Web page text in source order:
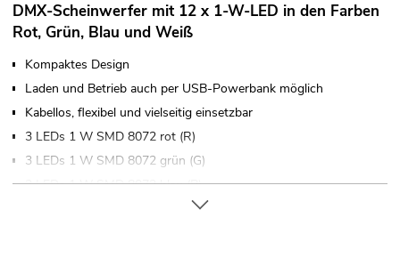
DMX-Scheinwerfer mit 12 x 1-W-LED in den Farben
Rot, Grün, Blau und Weiß
Kompaktes Design
Laden und Betrieb auch per USB-Powerbank möglich
Kabellos, flexibel und vielseitig einsetzbar
3 LEDs 1 W SMD 8072 rot (R)
3 LEDs 1 W SMD 8072 grün (G)
3 LEDs 1 W SMD 8072 blau (B)
3 LEDs 1 W SMD 8072 kaltweiß (CW)